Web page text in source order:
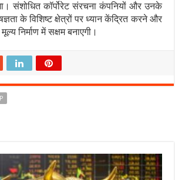
संशोधित कॉर्पोरेट संरचना कंपनियों और उनके
के विशिष्ट क्षेत्रों पर ध्यान केंद्रित करने और
निर्माण में सक्षम बनाएगी।